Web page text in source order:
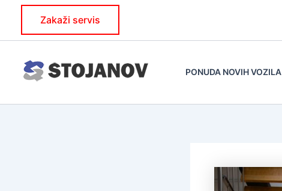
content
Zakaži servis
PONUDA NOVIH VOZILA